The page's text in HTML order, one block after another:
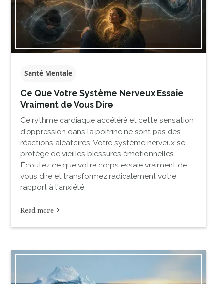
Santé Mentale
Ce Que Votre Système Nerveux Essaie
Vraiment de Vous Dire
Ce rythme cardiaque accéléré et cette sensation
d'oppression dans la poitrine ne sont pas des
réactions aléatoires. Votre système nerveux se
protège de vieilles blessures émotionnelles.
Écoutez ce que votre corps essaie vraiment de
vous dire et transformez radicalement votre
rapport à l'anxiété.
Read more